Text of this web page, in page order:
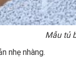
Mẫu tủ